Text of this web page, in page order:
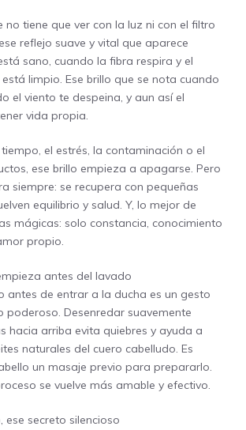
no tiene que ver con la luz ni con el filtro
reflejo suave y vital que aparece
sano, cuando la fibra respira y el
limpio. Ese brillo que se nota cuando
el viento te despeina, y aun así el
vida propia.
el estrés, la contaminación o el
ese brillo empieza a apagarse. Pero
siempre: se recupera con pequeñas
equilibrio y salud. Y, lo mejor de
mágicas: solo constancia, conocimiento
propio.
antes del lavado
antes de entrar a la ducha es un gesto
poderoso. Desenredar suavemente
hacia arriba evita quiebres y ayuda a
naturales del cuero cabelludo. Es
un masaje previo para prepararlo.
se vuelve más amable y efectivo.
ese secreto silencioso